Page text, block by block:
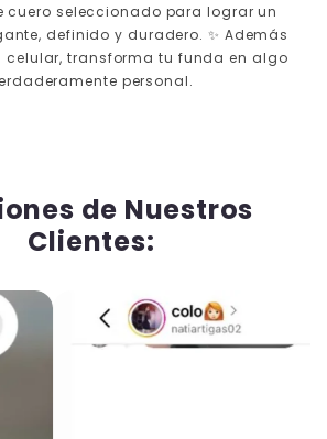
cuero seleccionado para lograr un
definido y duradero. ✨ Además
celular, transforma tu funda en algo
personal.
⮜ DESLIZA ⮞
de Nuestros
Clientes: